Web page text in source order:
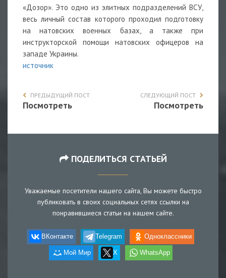
«Дозор». Это одно из элитных подразделений ВСУ,
весь личный состав которого проходил подготовку
на натовских военных базах, а также при
инструкторской помощи натовских офицеров на
западе Украины.
источник
ПРЕДЫДУЩИЙ ПОСТ
Посмотреть
СЛЕДУЮЩИЙ ПОСТ
Посмотреть
ПОДЕЛИТЬСЯ СТАТЬЕЙ
Уважаемые посетители нашего сайта, Вы можете быстро
публиковать в своих социальных сетях ссылки на
понравившиеся статьи на нашем сайте.
ВКонтакте Telegram Одноклассники
Мой Мир X WhatsApp